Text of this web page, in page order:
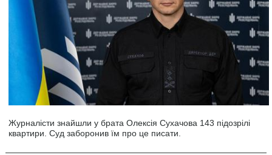
Журналісти знайшли у брата Олексія Сухачова 143 підозрілі
квартири. Суд заборонив їм про це писати.